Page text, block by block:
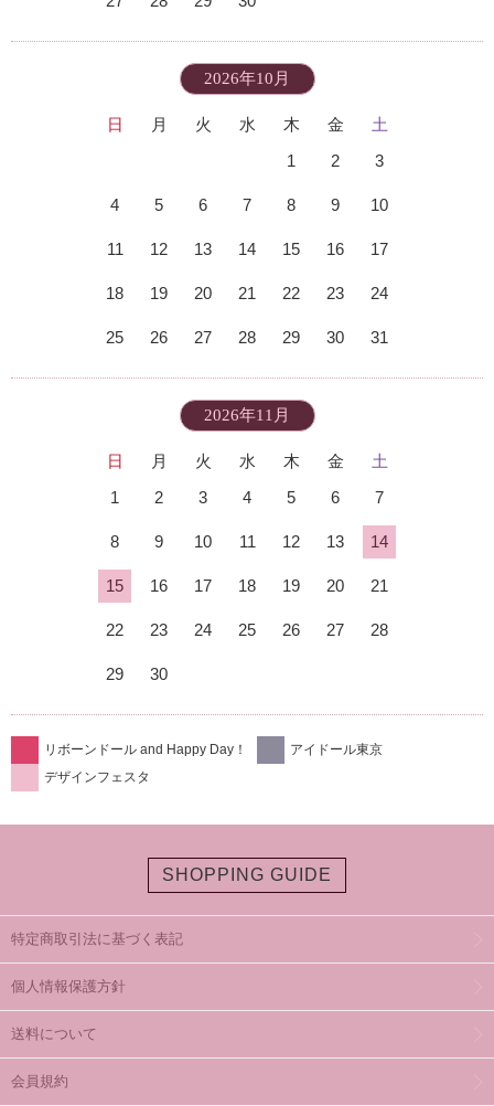
2026年10月
日 月 火 水 木 金
土
1
2 3
4 5 6 7 8 9 10
11 12 13 14 15 16 17
18 19 20 21 22 23 24
25 26 27 28 29 30 31
2026年11月
日 月 火 水 木 金
土
1
2 3 4 5 6 7
8 9 10 11 12 13 14
15 16 17 18 19 20 21
22 23 24 25 26 27 28
29 30
リボーンドール and Happy Day！
アイドール東京
デザインフェスタ
SHOPPING GUIDE
特定商取引法に基づく表記
個人情報保護方針
送料について
会員規約